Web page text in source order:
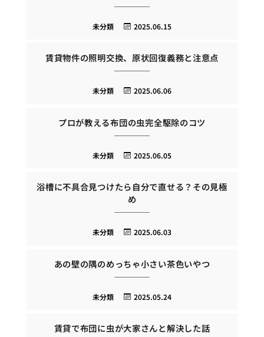
2025.06.15
未分類
賃貸物件の照明交換、原状回復義務と注意点
2025.06.06
未分類
プロが教える布団の虫完全駆除のコツ
2025.06.05
未分類
浴槽に不具合見つけたら自分で直せる？その見極
め
2025.06.03
未分類
あの壁の隅のめっちゃ小さい茶色いやつ
2025.05.24
未分類
賃貸で布団に虫が大家さんと解決した話